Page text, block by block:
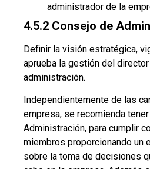
administrador de la
4.5.2 Consejo de
Definir la visión estratégica,
aprueba la gestión del
administración.
Independientemente de las
empresa, se recomienda
Administración, para cumplir
miembros proporcionando un
sobre la toma de decisiones